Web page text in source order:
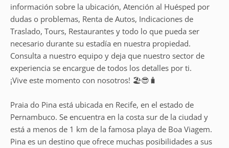
información sobre la ubicación, Atención al Huésped por
dudas o problemas, Renta de Autos, Indicaciones de
Traslado, Tours, Restaurantes y todo lo que pueda ser
necesario durante su estadía en nuestra propiedad.
Consulta a nuestro equipo y deja que nuestro sector de
experiencia se encargue de todos los detalles por ti.
¡Vive este momento con nosotros! 🏖️😎🧳
Praia do Pina está ubicada en Recife, en el estado de
Pernambuco. Se encuentra en la costa sur de la ciudad y
está a menos de 1 km de la famosa playa de Boa Viagem.
Pina es un destino que ofrece muchas posibilidades a sus